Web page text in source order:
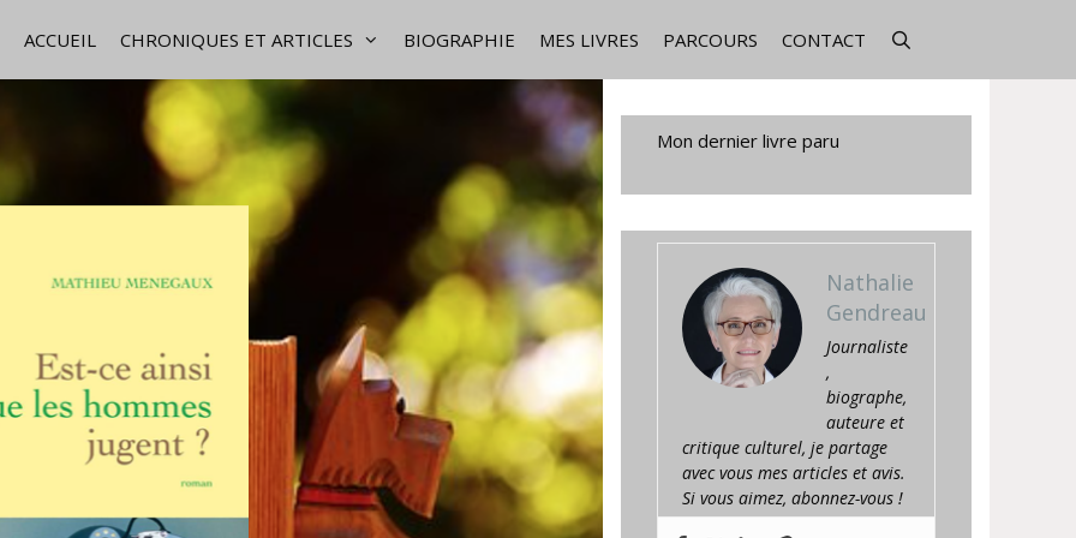
ACCUEIL CHRONIQUES ET ARTICLES BIOGRAPHIE MES LIVRES PARCOURS CONTACT
Mon dernier livre paru
Nathalie
Gendreau
Journaliste
,
biographe,
auteure et
critique culturel, je partage
avec vous mes articles et avis.
Si vous aimez, abonnez-vous !